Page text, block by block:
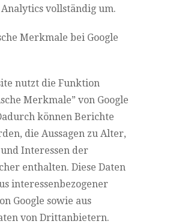
Analytics vollständig um.
Merkmale bei Google
nutzt die Funktion
Merkmale” von Google
können Berichte
die Aussagen zu Alter,
Interessen der
enthalten. Diese Daten
interessenbezogener
Google sowie aus
von Drittanbietern.